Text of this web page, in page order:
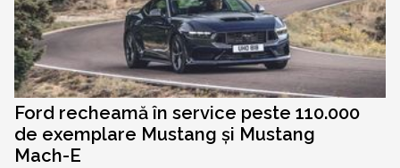
Ford recheamă în service peste 110.000
de exemplare Mustang și Mustang
Mach-E